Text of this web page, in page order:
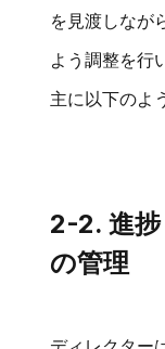
を見渡しなが
よう調整を行
主に以下のよ
2-2. 進
の管理